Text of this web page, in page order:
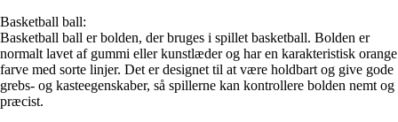
Basketball ball:
Basketball ball er bolden, der bruges i spillet basketball. Bolden er
normalt lavet af gummi eller kunstlæder og har en karakteristisk orange
farve med sorte linjer. Det er designet til at være holdbart og give gode
grebs- og kasteegenskaber, så spillerne kan kontrollere bolden nemt og
præcist.